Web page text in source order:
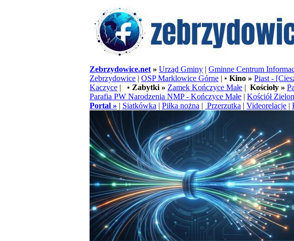
Zebrzydowice.net » Urząd Gminy | Gminne Centrum
Zebrzydowice | OSP Marklowice Górne | • Kino » Piast -
Kaczyce | • Zabytki » Zamek Kończyce Małe | Kościoły »
Parafia PW Narodzenia NMP - Kończyce Małe | Kościół
Portal » | Siatkówka | Piłka nożna | Przerzutka | Videorelacje |